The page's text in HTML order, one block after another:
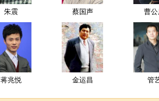
朱震 蔡国声 曹公
蒋兆悦 金运昌 管